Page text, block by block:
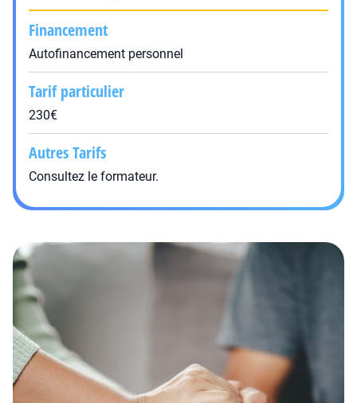
Financement
Autofinancement personnel
Tarif particulier
230€
Autres Tarifs
Consultez le formateur.